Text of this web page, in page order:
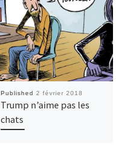
Published 2 février 2018
Trump n’aime pas les
chats